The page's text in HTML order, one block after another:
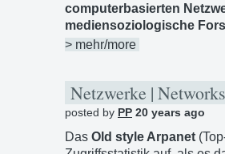
computerbasierten
mediensoziologische
> mehr/more
Netzwerke |
posted by PP 20 years ago
Das Old style Arpanet